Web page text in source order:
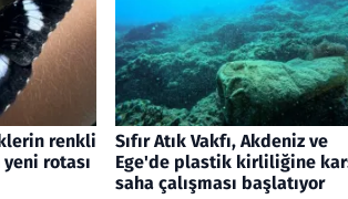
renkli
rotası
Sıfır Atık Vakfı, Akdeniz ve
Ege'de plastik kirliliğine
saha çalışması başlatıyor